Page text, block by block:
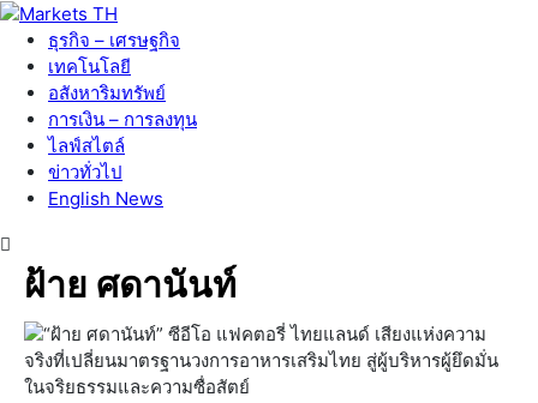
ธุรกิจ – เศรษฐกิจ
เทคโนโลยี
อสังหาริมทรัพย์
การเงิน – การลงทุน
ไลฟ์สไตล์
ข่าวทั่วไป
English News
ฝ้าย ศดานันท์